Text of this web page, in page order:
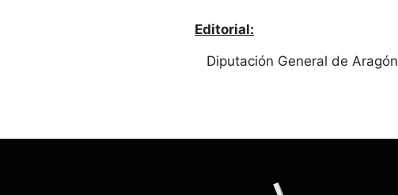
Editorial:
Diputación General de Aragón